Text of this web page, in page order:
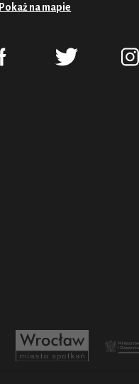
Pokaż na mapie